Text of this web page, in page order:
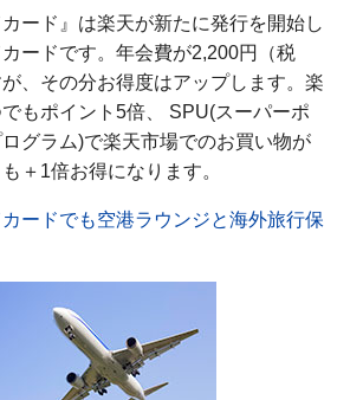
カード』は楽天が新たに発行を開始し
ードです。年会費が2,200円（税
、その分お得度はアップします。楽
もポイント5倍、 SPU(スーパーポ
グラム)で楽天市場でのお買い物が
＋1倍お得になります。
ードでも空港ラウンジと海外旅行保